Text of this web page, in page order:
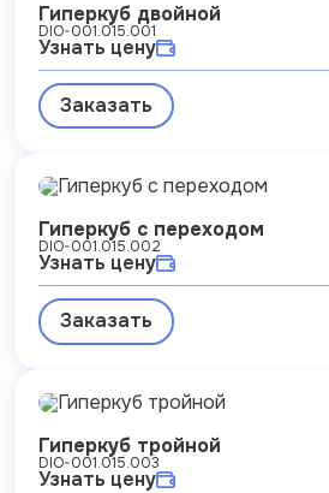
Гиперкуб двойной
DIO-001.015.001
Узнать цену
Заказать
Гиперкуб с переходом
DIO-001.015.002
Узнать цену
Заказать
Гиперкуб тройной
DIO-001.015.003
Узнать цену